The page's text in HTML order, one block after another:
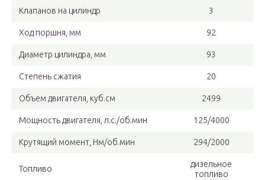
Клапанов на цилиндр 3
Ход поршня, мм 92
Диаметр цилиндра, мм 93
Степень сжатия 20
Объем двигателя, куб.см 2499
Мощность двигателя, л.с./об.мин 125/4000
Крутящий момент, Нм/об.мин 294/2000
Топливо
дизельное
топливо